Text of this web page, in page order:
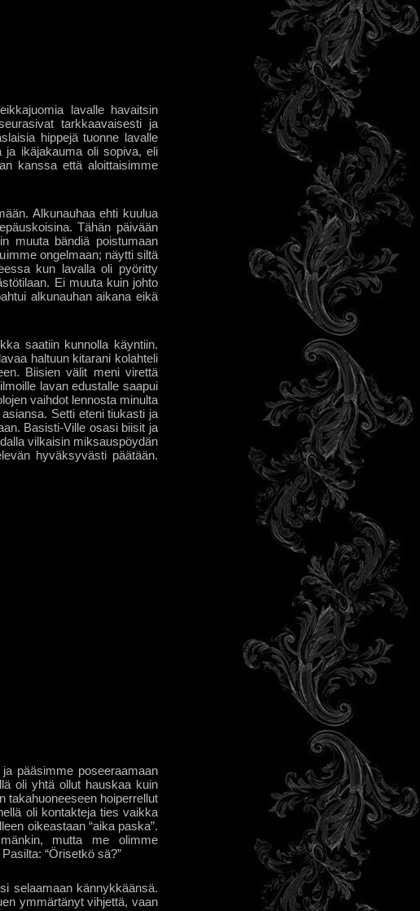
lavalle havaitsin
tarkkaavaisesti ja
hippejä tuonne lavalle
ja ikäjakauma oli sopiva, eli
kanssa että aloittaisimme
Alkunauhaa ehti kuulua
Tähän päivään
muuta bändiä poistumaan
ongelmaan; näytti siltä
kun lavalla oli pyöritty
Ei muuta kuin johto
alkunauhan aikana eikä
saatiin kunnolla käyntiin.
haltuun kitarani kolahteli
Biisien välit meni virettä
lavan edustalle saapui
vaihdot lennosta minulta
Setti eteni tiukasti ja
Basisti-Ville osasi biisit ja
vilkaisin miksauspöydän
hyväksyvästi päätään.
pääsimme poseeraamaan
oli yhtä ollut hauskaa kuin
takahuoneeseen hoiperrellut
oli kontakteja ties vaikka
oikeastaan “aika paska”.
mutta me olimme
“Örisetkö sä?”
selaamaan kännykkäänsä.
ymmärtänyt vihjettä, vaan